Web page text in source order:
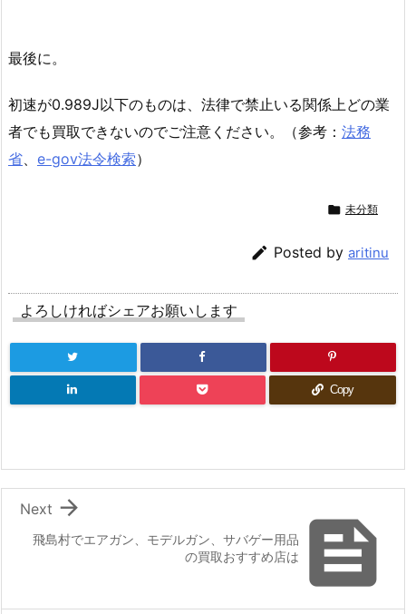
最後に。
初速が0.989J以下のものは、法律で禁止いる関係上どの業
者でも買取できないのでご注意ください。（参考： 法務
省、 e-gov法令検索）
 未分類
 Posted by aritinu
よろしければシェアお願いします
Copy

飛島村でエアガン、モデルガン、サバゲー用品
の買取おすすめ店は

Next